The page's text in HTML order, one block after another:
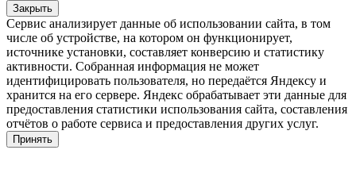
Закрыть
Сервис анализирует данные об использовании сайта, в том
числе об устройстве, на котором он функционирует,
источнике установки, составляет конверсию и статистику
активности. Собранная информация не может
идентифицировать пользователя, но передаётся Яндексу и
хранится на его сервере. Яндекс обрабатывает эти данные для
предоставления статистики использования сайта, составления
отчётов о работе сервиса и предоставления других услуг.
Принять